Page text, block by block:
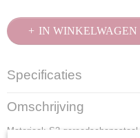
IN WINKELWAGEN
Specificaties
Productcode
305330
EAN code
Omschrijving
Materiaal: S2 gereedschapsstaal